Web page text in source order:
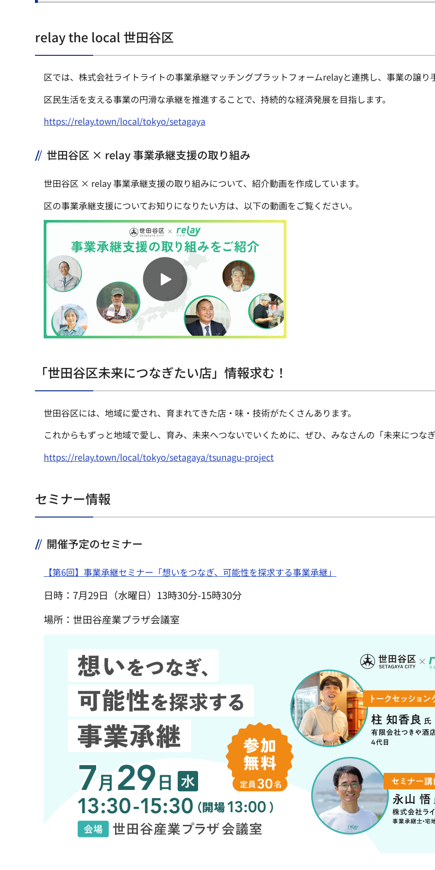
relay the local 世田谷区
区では、株式会社ライトライトの事業承継マッチングプラットフォームrelayと連携し、事業の譲り
区民生活を支える事業の円滑な承継を推進することで、持続的な経済発展を目指します。
https://relay.town/local/tokyo/setagaya
世田谷区 × relay 事業承継支援の取り組み
世田谷区 × relay 事業承継支援の取り組みについて、紹介動画を作成しています。
区の事業承継支援についてお知りになりたい方は、以下の動画をご覧ください。
「世田谷区未来につなぎたい店」情報求む！
世田谷区には、地域に愛され、育まれてきた店・味・技術がたくさんあります。
これからもずっと地域で愛し、育み、未来へつないでいくために、ぜひ、みなさんの「未来につな
https://relay.town/local/tokyo/setagaya/tsunagu-project
セミナー情報
開催予定のセミナー
【第6回】事業承継セミナー「想いをつなぎ、可能性を探求する事業承継」
日時：7月29日（水曜日）13時30分-15時30分
場所：世田谷産業プラザ会議室